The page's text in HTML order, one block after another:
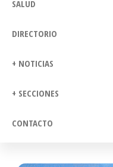
SALUD
DIRECTORIO
+ NOTICIAS
+ SECCIONES
CONTACTO